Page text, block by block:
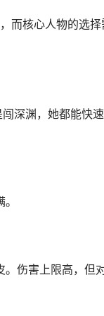
而核心人物的选
深渊，她都能快
伤害上限高，但